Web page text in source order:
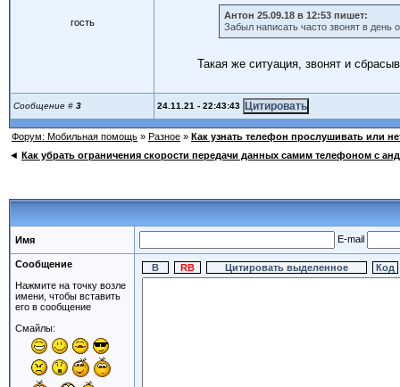
гость
Антон 25.09.18 в 12:53 пишет:
Забыл написать часто звонят в день
Такая же ситуация, звонят и
Сообщение # 3 24.11.21 - 22:43:43
Форум: Мобильная помощь » Разное » Как узнать телефон прослушивать или
◄ Как убрать ограничения скорости передачи данных самим телефоном с
Имя E-mail
Сообщение
Нажмите на точку возле
имени, чтобы вставить
его в сообщение
Смайлы: